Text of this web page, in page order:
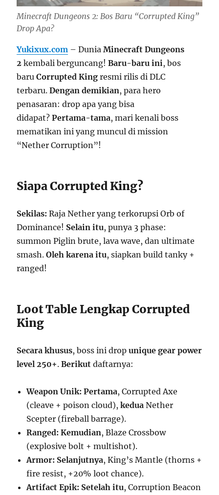
Minecraft Dungeons 2: Bos Baru “Corrupted King”
Drop Apa?
Yukixux.com – DuniaMinecraft Dungeons
2 kembali berguncang!Baru-baru ini, bos
baruCorrupted King resmi rilis di DLC
terbaru.Dengan demikian, para hero
penasaran: drop apa yang bisa
didapat?Pertama-tama, mari kenali boss
mematikan ini yang muncul di mission
“Nether Corruption”!
Siapa Corrupted King?
Sekilas: Raja Nether yang terkorupsi Orb of
Dominance! Selain itu, punya 3 phase:
summon Piglin brute, lava wave, dan ultimate
smash.Oleh karena itu, siapkan build tanky +
ranged!
Loot Table Lengkap Corrupted
King
Secara khusus, boss ini dropunique gear power
level 250+.Berikut daftarnya:
Weapon Unik: Pertama, Corrupted Axe
(cleave + poison cloud),kedua Nether
Scepter (fireball barrage).
Ranged: Kemudian, Blaze Crossbow
(explosive bolt + multishot).
Armor: Selanjutnya, King’s Mantle (thorns +
fire resist, +20% loot chance).
Artifact Epik: Setelah itu, Corruption Beacon